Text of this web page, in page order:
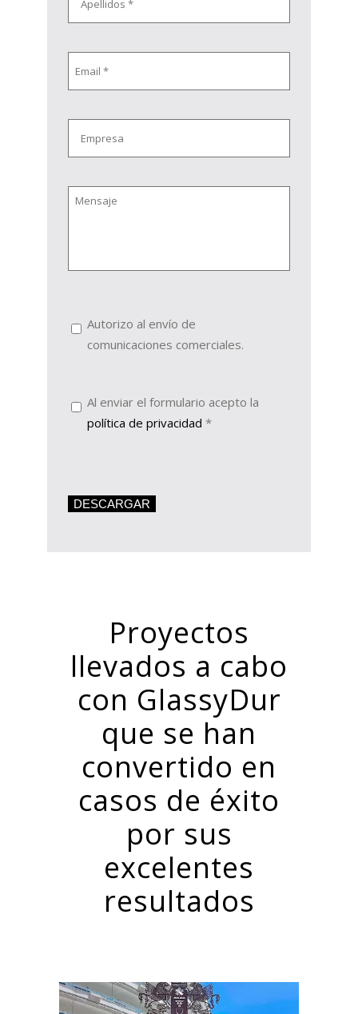
Mensaje
comerciales
Autorizo al envío de
comunicaciones comerciales.
Legal
Al enviar el formulario acepto la
política de privacidad *
DESCARGAR
Proyectos
llevados a cabo
con GlassyDur
que se han
convertido en
casos de éxito
por sus
excelentes
resultados